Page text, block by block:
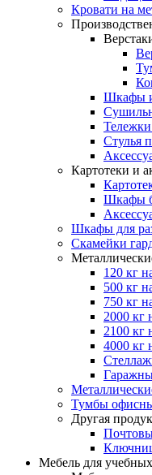
Кровати на
Шкафы
Стулья
Картотеки и
Шкафы
Шкафы для
Скамейки
120 кг
500 кг
750 кг
2000 кг
2100 кг
4000 кг
Тумбы
Другая
Мебель для